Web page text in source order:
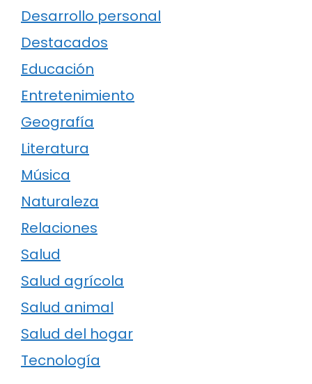
Desarrollo personal
Destacados
Educación
Entretenimiento
Geografía
Literatura
Música
Naturaleza
Relaciones
Salud
Salud agrícola
Salud animal
Salud del hogar
Tecnología